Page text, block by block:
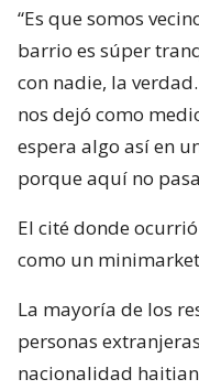
“Es que somos
barrio es súper
con nadie, la
nos dejó como
espera algo así en
porque aquí no
El cité donde
como un
La mayoría de los
personas
nacionalidad